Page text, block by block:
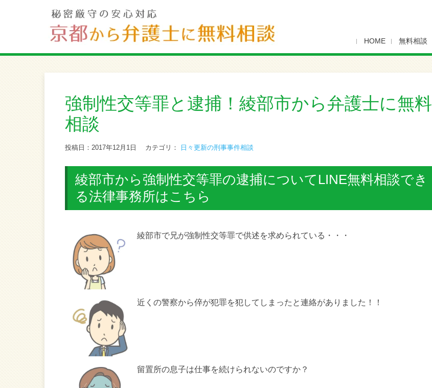
HOME 無料相談
強制性交等罪と逮捕！綾部市から弁護士に無料
相談
投稿日：2017年12月1日 カテゴリ： 日々更新の刑事事件相談
綾部市から強制性交等罪の逮捕についてLINE無料相談でき
る法律事務所はこちら
綾部市で兄が強制性交等罪で供述を求められている・・・
近くの警察から倅が犯罪を犯してしまったと連絡がありました！！
留置所の息子は仕事を続けられないのですか？